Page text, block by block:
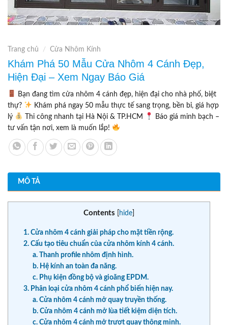
Trang chủ / Cửa Nhôm Kính
Khám Phá 50 Mẫu Cửa Nhôm 4 Cánh Đẹp,
Hiện Đại – Xem Ngay Báo Giá
Bạn đang tìm cửa nhôm 4 cánh đẹp, hiện đại cho nhà phố, biệt
thự?
Khám phá ngay 50 mẫu thực tế sang trọng, bền bỉ, giá hợp
lý
Thi công nhanh tại Hà Nội & TP.HCM
Báo giá minh bạch –
tư vấn tận nơi, xem là muốn lắp!
MÔ TẢ
Contents hide
1. Cửa nhôm 4 cánh giải pháp cho mặt tiền rộng.
2. Cấu tạo tiêu chuẩn của cửa nhôm kính 4 cánh.
a. Thanh profile nhôm định hình.
b. Hệ kính an toàn đa năng.
c. Phụ kiện đồng bộ và gioăng EPDM.
3. Phân loại cửa nhôm 4 cánh phổ biến hiện nay.
a. Cửa nhôm 4 cánh mở quay truyền thống.
b. Cửa nhôm 4 cánh mở lùa tiết kiệm diện tích.
c. Cửa nhôm 4 cánh mở trượt quay thông minh.